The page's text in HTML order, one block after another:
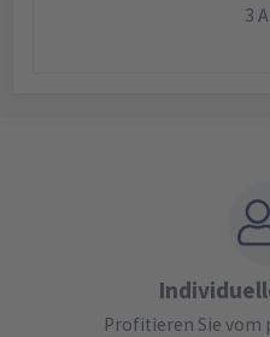
3
Profitieren Sie vom